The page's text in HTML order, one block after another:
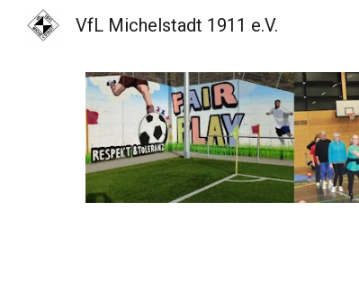
VfL Michelstadt 1911 e.V.